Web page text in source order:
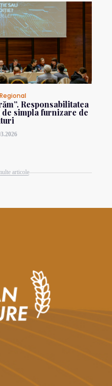
Regional
Responsabilitatea
simpla furnizare de
articole